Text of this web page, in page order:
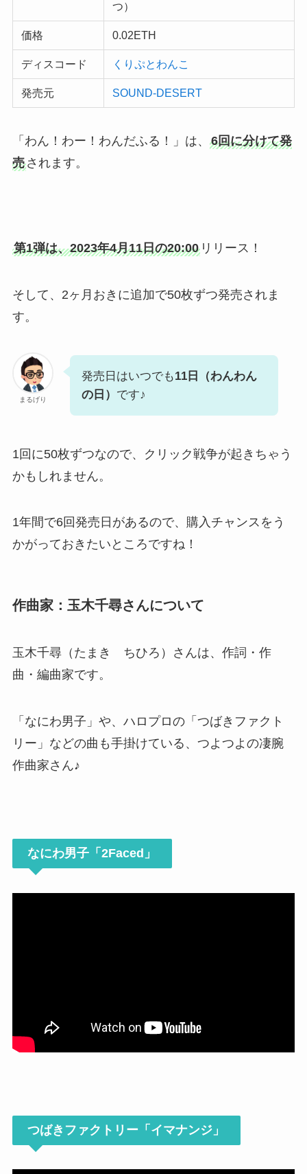
つ）
価格 0.02ETH
ディスコード くりぷとわんこ
発売元 SOUND-DESERT
「わん！わー！わんだふる！」は、 6回に分けて発
売されます。
第1弾は、2023年4月11日の20:00リリース！
そして、2ヶ月おきに追加で50枚ずつ発売されま
す。
まるげり
発売日はいつでも11日（わんわん
の日） です♪
1回に50枚ずつなので、クリック戦争が起きちゃう
かもしれません。
1年間で6回発売日があるので、購入チャンスをう
かがっておきたいところですね！
作曲家：玉木千尋さんについて
玉木千尋（たまき ちひろ）さんは、作詞・作
曲・編曲家です。
「なにわ男子」や、ハロプロの「つばきファクト
リー」などの曲も手掛けている、つよつよの凄腕
作曲家さん♪
なにわ男子「2Faced」
つばきファクトリー「イマナンジ」